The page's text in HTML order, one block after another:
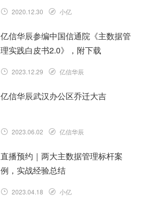
2020.12.30 小亿
亿信华辰参编中国信通院《主数据管
理实践白皮书2.0》，附下载
2023.12.29 亿信华辰
亿信华辰武汉办公区乔迁大吉
2023.06.02 亿信华辰
直播预约｜两大主数据管理标杆案
例，实战经验总结
2023.04.18 小亿